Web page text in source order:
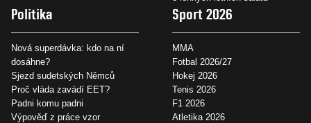
Politika
Nová superdávka: kdo na ní
dosáhne?
Sjezd sudetských Němců
Proč vláda zavádí EET?
Padni komu padni
Výpověď z práce vzor
Sport 2026
MMA
Fotbal 2026/27
Hokej 2026
Tenis 2026
F1 2026
Atletika 2026